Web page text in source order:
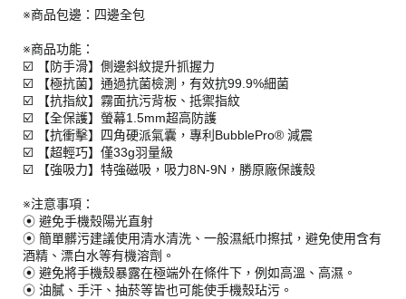
※商品包邊：四邊全包
※商品功能：
☑️ 【防手滑】側邊斜紋提升抓握力
☑️ 【極抗菌】通過抗菌檢測，有效抗99.9%細菌
☑️ 【抗指紋】霧面抗污背板、抵禦指紋
☑️ 【全保護】螢幕1.5mm超高防護
☑️ 【抗衝擊】四角硬派氣囊，專利BubblePro® 減震
☑️ 【超輕巧】僅33g羽量級
☑️ 【強吸力】特強磁吸，吸力8N-9N，勝原廠保護殼
※注意事項：
⦿ 避免手機殼陽光直射
⦿ 簡單髒污建議使用清水清洗、一般濕紙巾擦拭，避免使用含有
酒精、漂白水等有機溶劑。
⦿ 避免將手機殼暴露在極端外在條件下，例如高溫、高濕。
⦿ 油膩、手汗、抽菸等皆也可能使手機殼玷污。